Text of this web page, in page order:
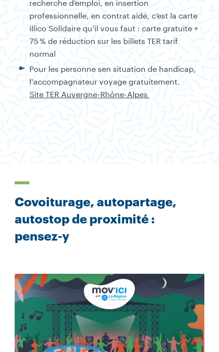
professionnelle, en contrat aidé, c’est la carte
illico Solidaire qu’il vous faut : carte gratuite +
75 % de réduction sur les billets TER tarif
normal
Pour les personne sen situation de handicap,
l'accompagnateur voyage gratuitement.
Site TER Auvergne-Rhône-Alpes
Covoiturage, autopartage,
autostop de proximité :
pensez-y